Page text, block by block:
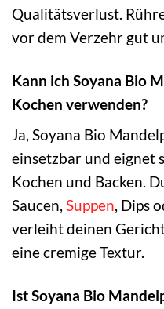
Qualitätsverlust.
vor dem Verzehr gut
Kann ich Soyana Bio
Kochen verwenden?
Ja, Soyana Bio
einsetzbar und eignet
Kochen und Backen.
Saucen, Suppen, Dips
verleiht deinen
eine cremige Textur.
Ist Soyana Bio